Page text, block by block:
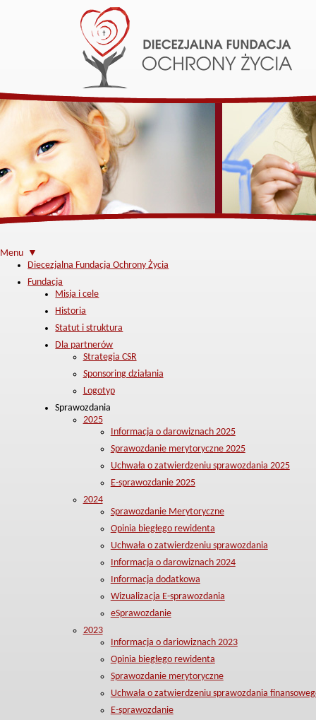
Menu ▼
Diecezjalna Fundacja Ochrony Życia
Fundacja
Misja i cele
Historia
Statut i struktura
Dla partnerów
Strategia CSR
Sponsoring działania
Logotyp
Sprawozdania
2025
Informacja o darowiznach 2025
Sprawozdanie merytoryczne 2025
Uchwała o zatwierdzeniu sprawozdania 2025
E-sprawozdanie 2025
2024
Sprawozdanie Merytoryczne
Opinia biegłego rewidenta
Uchwała o zatwierdzeniu sprawozdania
Informacja o darowiznach 2024
Informacja dodatkowa
Wizualizacja E-sprawozdania
eSprawozdanie
2023
Informacja o dariowiznach 2023
Opinia biegłego rewidenta
Sprawozdanie merytoryczne
Uchwała o zatwierdzeniu sprawozdania
E-sprawozdanie